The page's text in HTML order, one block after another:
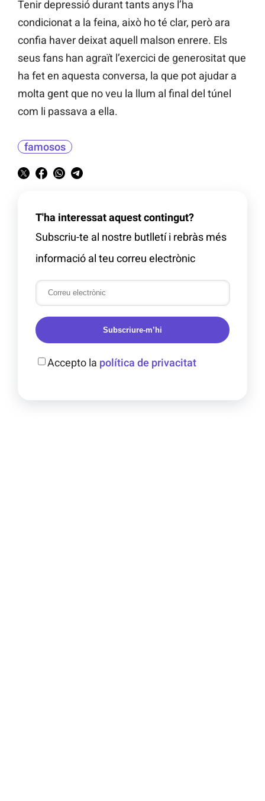
Tenir depressió durant tants anys l’ha
condicionat a la feina, això ho té clar, però ara
confia haver deixat aquell malson enrere. Els
seus fans han agraït l’exercici de generositat que
ha fet en aquesta conversa, la que pot ajudar a
molta gent que no veu la llum al final del túnel
com li passava a ella.
famosos
T'ha interessat aquest contingut?
Subscriu-te al nostre butlletí i rebràs més
informació al teu correu electrònic
Subscriure-m’hi
Accepto la política de privacitat